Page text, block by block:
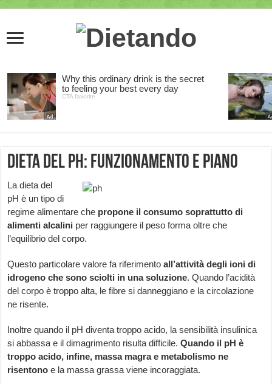
Dieta del PH: funzionamento e piano
La dieta del
pH è un tipo di
regime alimentare che propone il consumo soprattutto di
alimenti alcalini per raggiungere il peso forma oltre che
l’equilibrio del corpo.
Questo particolare valore fa riferimentoall’attività degli ioni di
idrogeno che sono sciolti in una soluzione. Quando l’acidità
del corpo è troppo alta, le fibre si danneggiano e la circolazione
ne risente.
Inoltre quando il pH diventa troppo acido, la sensibilità insulinica
si abbassa e il dimagrimento risulta difficile.Quando il pH è
troppo acido, infine, massa magra e metabolismo ne
risentonoe la massa grassa viene incoraggiata.